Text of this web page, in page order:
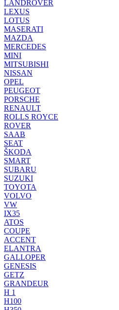
LANDROVER
LEXUS
LOTUS
MASERATI
MAZDA
MERCEDES
MINI
MITSUBISHI
NISSAN
OPEL
PEUGEOT
PORSCHE
RENAULT
ROLLS ROYCE
ROVER
SAAB
SEAT
ŠKODA
SMART
SUBARU
SUZUKI
TOYOTA
VOLVO
VW
IX35
ATOS
COUPE
ACCENT
ELANTRA
GALLOPER
GENESIS
GETZ
GRANDEUR
H 1
H100